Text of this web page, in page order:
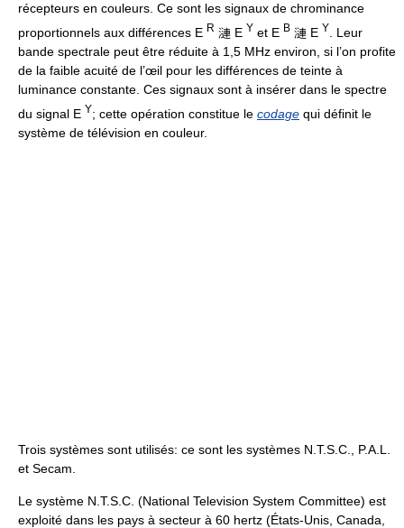
récepteurs en couleurs. Ce sont les signaux de chrominance
proportionnels aux différences E R 漣 E Y et E B 漣 E Y
. Leur
bande spectrale peut être réduite à 1,5 MHz environ, si l’on profite
de la faible acuité de l’œil pour les différences de teinte à
luminance constante. Ces signaux sont à insérer dans le spectre
du signal E Y; cette opération constitue le codage qui définit le
système de télévision en couleur.
Trois systèmes sont utilisés: ce sont les systèmes N.T.S.C., P.A.L.
et Secam.
Le système N.T.S.C. (National Television System Committee) est
exploité dans les pays à secteur à 60 hertz (États-Unis, Canada,